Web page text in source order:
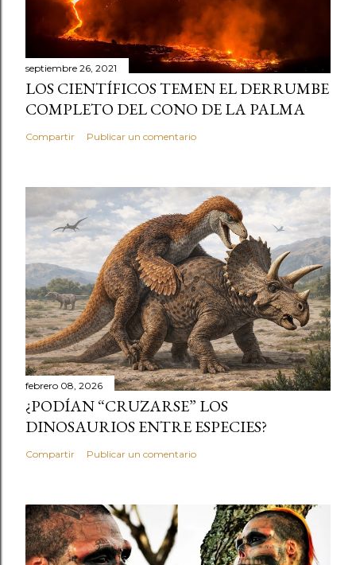
septiembre 26, 2021
LOS CIENTÍFICOS TEMEN EL DERRUMBE
COMPLETO DEL CONO DE LA PALMA
Compartir Publicar un comentario
febrero 08, 2026
¿PODÍAN “CRUZARSE” LOS
DINOSAURIOS ENTRE ESPECIES?
Compartir Publicar un comentario